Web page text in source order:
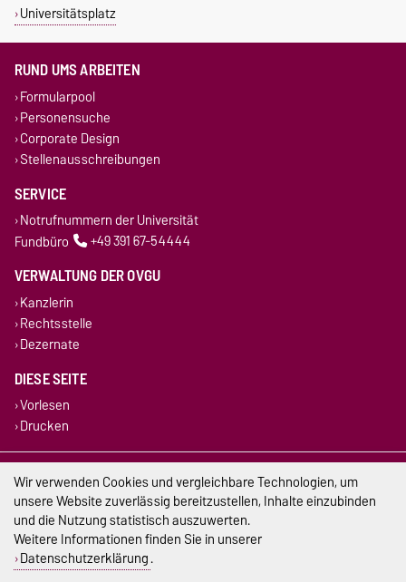
Universitätsplatz
RUND UMS ARBEITEN
Formularpool
Personensuche
Corporate Design
Stellenausschreibungen
SERVICE
Notrufnummern der Universität
Fundbüro
+49 391 67-54444
VERWALTUNG DER OVGU
Kanzlerin
Rechtsstelle
Dezernate
DIESE SEITE
Vorlesen
Drucken
Impressum
Datenschutz
Barrierefreiheit
Wir verwenden Cookies und vergleichbare Technologien, um
unsere Website zuverlässig bereitzustellen, Inhalte einzubinden
und die Nutzung statistisch auszuwerten.
Weitere Informationen finden Sie in unserer
Datenschutzerklärung.